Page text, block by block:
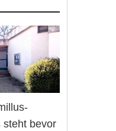
steht bevor